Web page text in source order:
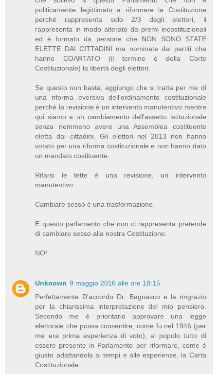
politicamente legittimato a riformare la Costituzione
perché rappresenta solo 2/3 degli elettori, li
rappresenta in modo alterato da premi incostituzionali
ed è formato da persone che NON SONO STATE
ELETTE DAI CITTADINI ma nominate dai partiti che
hanno COARTATO (il termine è della Corte
Costituzionale) la libertà degli elettori.
Se questo non basta, aggiungo che si tratta per me di
una riforma eversiva dell'ordinamento costituzionale
perché la revisione è un intervento manutentivo mentre
qui siamo a un cambiamento dell'assetto istituzionale
senza nemmeno avere una Assemblea costituente
eletta dai cittadini. Gli elettori nel 2013 non hanno
votato per una riforma costituzionale e non hanno dato
un mandato costituente.
Rifarsi le tette è una revisione, un intervento
manutentivo.
Cambiare sesso è una trasformazione.
E questo parlamento che non ci rappresenta pretende
di cambiare sesso alla nostra Costituzione.
NO!
Unknown 9 maggio 2016 alle ore 18:15
Perfettamente D'accordo Dr. Bagnasco e la ringrazio
per la chiarissima interpretazione del mio pensiero.
Secondo me è prioritario approvare una legge
elettorale che possa consentire, come fu nel 1946 (per
me era prima esperienza di voto), al popolo tutto di
essere presente in Parlamento per riformare, come è
giusto adattandola ai tempi e alle esperienze, la Carta
Costituzionale.